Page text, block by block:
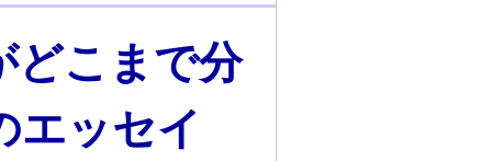
どこまで分
エッセイ